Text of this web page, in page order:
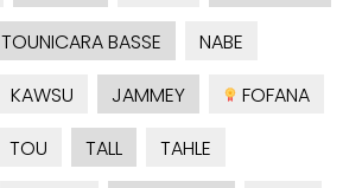
TOUNICARA BASSE
NABE
KAWSU JAMMEY
FOFANA
TOU TALL
TAHLE